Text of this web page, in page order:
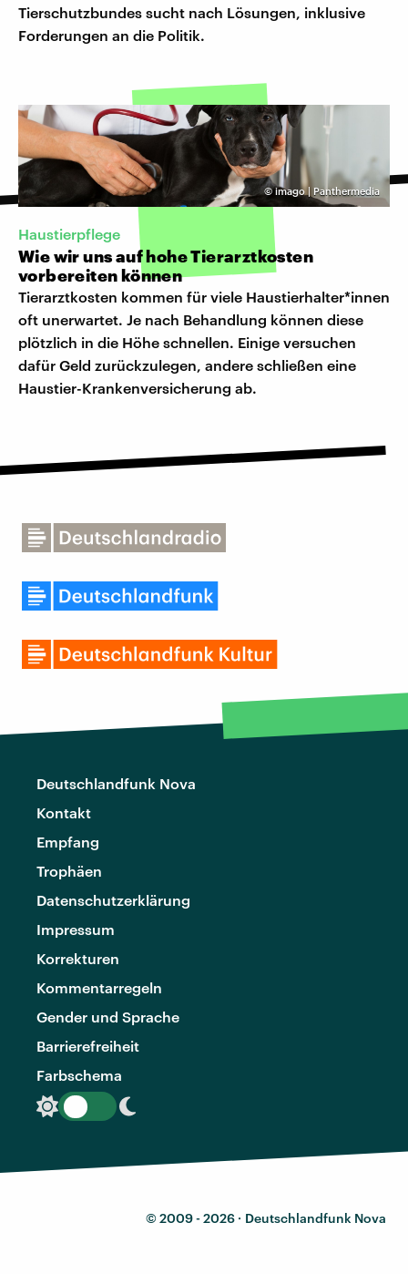
Tierschutzbundes sucht nach Lösungen, inklusive
Forderungen an die Politik.
©imago | Panthermedia
Haustierpflege
Wie wir uns auf hohe Tierarztkosten
vorbereiten können
Tierarztkosten kommen für viele Haustierhalter*innen
oft unerwartet. Je nach Behandlung können diese
plötzlich in die Höhe schnellen. Einige versuchen
dafür Geld zurückzulegen, andere schließen eine
Haustier-Krankenversicherung ab.
Deutschlandfunk Nova
Kontakt
Empfang
Trophäen
Datenschutzerklärung
Impressum
Korrekturen
Kommentarregeln
Gender und Sprache
Barrierefreiheit
Farbschema
© 2009 - 2026 · Deutschlandfunk Nova